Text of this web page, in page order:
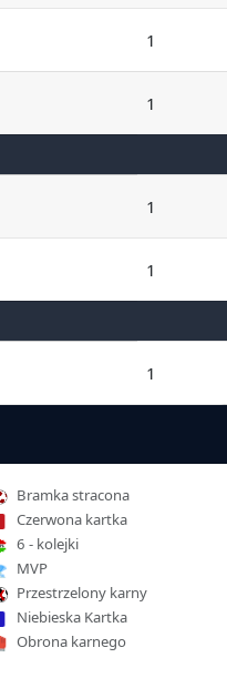
1
1
1
1
1
Bramka stracona
Czerwona kartka
6 - kolejki
MVP
Przestrzelony karny
Niebieska Kartka
Obrona karnego